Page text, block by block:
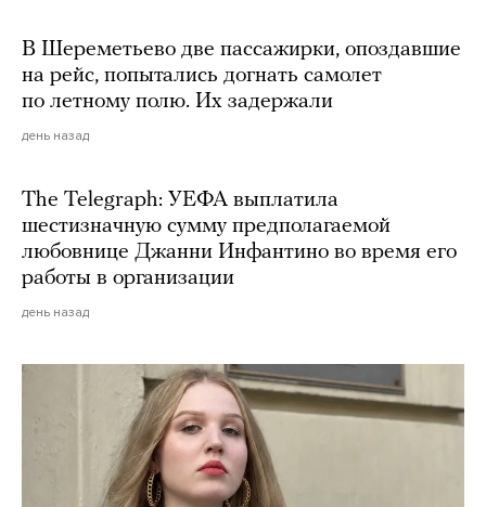
В Шереметьево две пассажирки, опоздавшие
на рейс, попытались догнать самолет
по летному полю. Их задержали
день назад
The Telegraph: УЕФА выплатила
шестизначную сумму предполагаемой
любовнице Джанни Инфантино во время его
работы в организации
день назад